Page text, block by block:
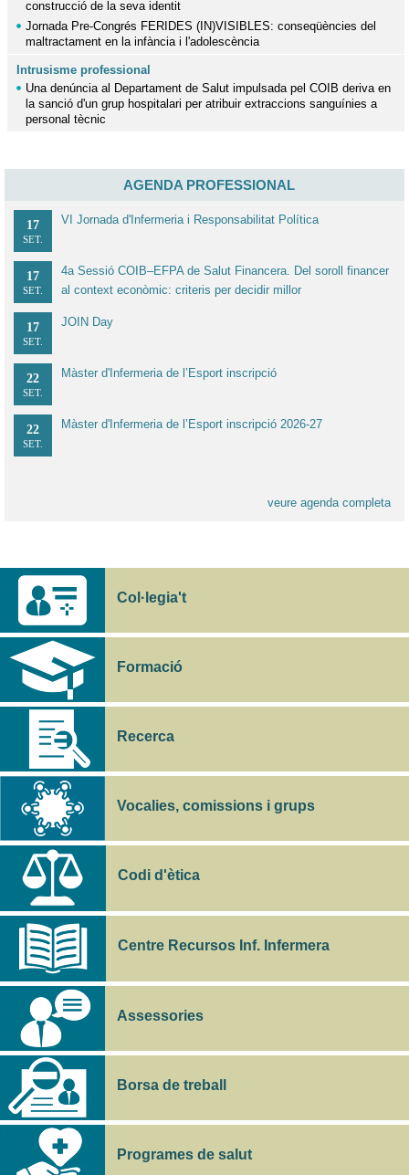
construcció de la seva identit
Jornada Pre-Congrés FERIDES (IN)VISIBLES: conseqüències del
maltractament en la infància i l'adolescència
Intrusisme professional
Una denúncia al Departament de Salut impulsada pel COIB deriva en
la sanció d'un grup hospitalari per atribuir extraccions sanguínies a
personal tècnic
AGENDA PROFESSIONAL
17
SET.
VI Jornada d'Infermeria i Responsabilitat Política
17
SET.
4a Sessió COIB–EFPA de Salut Financera. Del soroll financer
al context econòmic: criteris per decidir millor
17
SET.
JOIN Day
22
SET.
Màster d'Infermeria de l’Esport inscripció
22
SET.
Màster d'Infermeria de l’Esport inscripció 2026-27
veure agenda completa
Col·legia't
Formació
Recerca
Vocalies, comissions i grups
Codi d'ètica
Centre Recursos Inf. Infermera
Assessories
Borsa de treball
Programes de salut